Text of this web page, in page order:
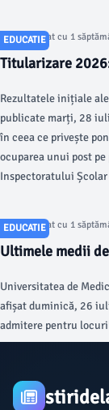
EDUCATIE
Articol postat cu 1
Titularizare
Rezultatele inițiale
publicate marți, 28
în ceea ce privește
ocuparea unui post
Inspectoratului
EDUCATIE
Articol postat cu 1
Ultimele medii
Universitatea de
afișat duminică, 26
admitere pentru